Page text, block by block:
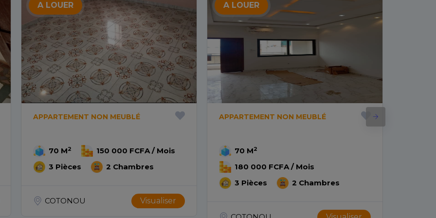
A LOUER
APPARTEMENT NON MEUBLÉ
70 M2
150 000 FCFA / Mois
3 Pièces
2 Chambres
COTONOU Visualiser
A LOUER
APPARTEMENT NON MEUBLÉ
70 M2
180 000 FCFA / Mois
3 Pièces
2 Chambres